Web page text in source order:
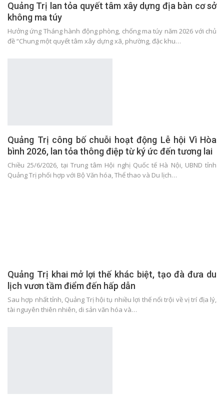
Quảng Trị lan tỏa quyết tâm xây dựng địa bàn cơ sở
không ma túy
Hưởng ứng Tháng hành động phòng, chống ma túy năm 2026 với chủ
đề “Chung một quyết tâm xây dựng xã, phường, đặc khu…
Quảng Trị công bố chuỗi hoạt động Lễ hội Vì Hòa
bình 2026, lan tỏa thông điệp từ ký ức đến tương lai
Chiều 25/6/2026, tại Trung tâm Hội nghị Quốc tế Hà Nội, UBND tỉnh
Quảng Trị phối hợp với Bộ Văn hóa, Thể thao và Du lịch…
Quảng Trị khai mở lợi thế khác biệt, tạo đà đưa du
lịch vươn tầm điểm đến hấp dẫn
Sau hợp nhất tỉnh, Quảng Trị hội tụ nhiều lợi thế nổi trội về vị trí địa lý,
tài nguyên thiên nhiên, di sản văn hóa và…